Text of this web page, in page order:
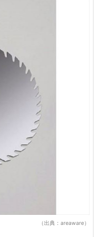
（出典：areaware）